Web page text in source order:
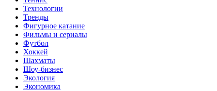
Технологии
Тренды
Фигурное катание
Фильмы и сериалы
Футбол
Хоккей
Шахматы
Шоу-бизнес
Экология
Экономика